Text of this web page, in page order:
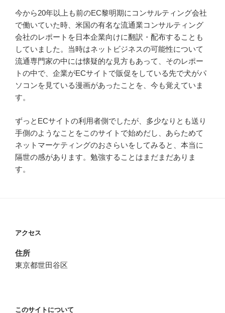
今から20年以上も前のEC黎明期にコンサルティング会社
で働いていた時、米国の有名な流通業コンサルティング
会社のレポートを日本企業向けに翻訳・配布することも
していました。当時はネットビジネスの可能性について
流通専門家の中には懐疑的な見方もあって、そのレポー
トの中で、企業がECサイトで販促をしている先で犬がパ
ソコンを見ている漫画があったことを、今も覚えていま
す。
ずっとECサイトの利用者側でしたが、多少なりとも送り
手側のようなことをこのサイトで始めだし、あらためて
ネットマーケティングのおさらいをしてみると、本当に
隔世の感があります。勉強することはまだまだありま
す。
アクセス
住所
東京都世田谷区
このサイトについて